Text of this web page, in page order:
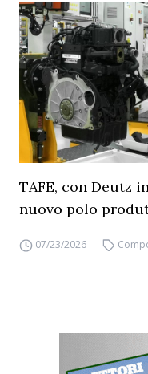
TAFE, con Deutz
nuovo polo
07/23/2026